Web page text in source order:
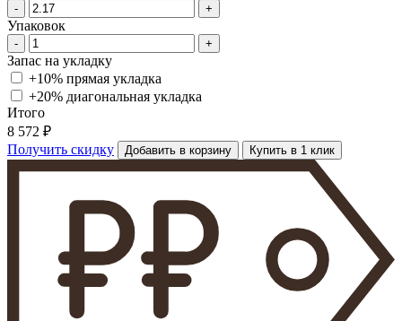
-
+
Упаковок
- +
Запас на укладку
+10% прямая укладка
+20% диагональная укладка
Итого
8 572 ₽
Получить скидку
Добавить в корзину Купить в 1 клик